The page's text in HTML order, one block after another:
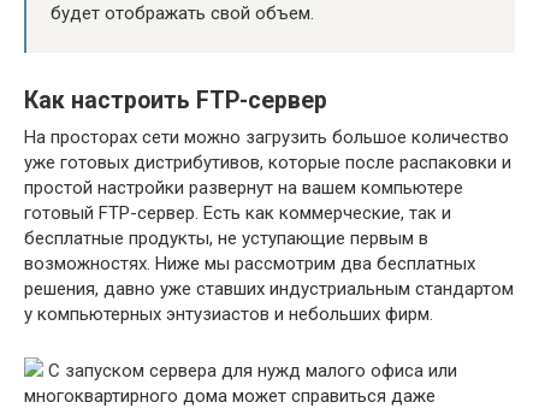
будет отображать свой объем.
Как настроить FTP-сервер
На просторах сети можно загрузить большое количество
уже готовых дистрибутивов, которые после распаковки и
простой настройки развернут на вашем компьютере
готовый FTP-сервер. Есть как коммерческие, так и
бесплатные продукты, не уступающие первым в
возможностях. Ниже мы рассмотрим два бесплатных
решения, давно уже ставших индустриальным стандартом
у компьютерных энтузиастов и небольших фирм.
С запуском сервера для нужд малого офиса или
многоквартирного дома может справиться даже